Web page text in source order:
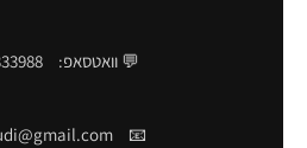
💬 וואטסאפ:
📧